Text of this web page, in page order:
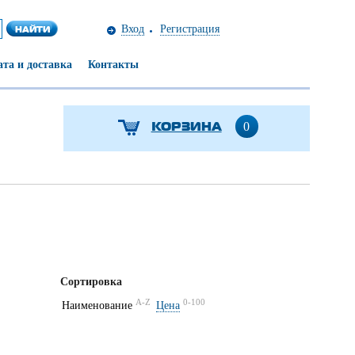
Вход Регистрация
и доставка Контакты
КОРЗИНА 0
Сортировка
Наименование A-Z Цена 0-100